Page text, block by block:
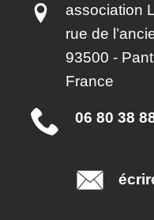
association
rue de
93500 -
France
06 80 38